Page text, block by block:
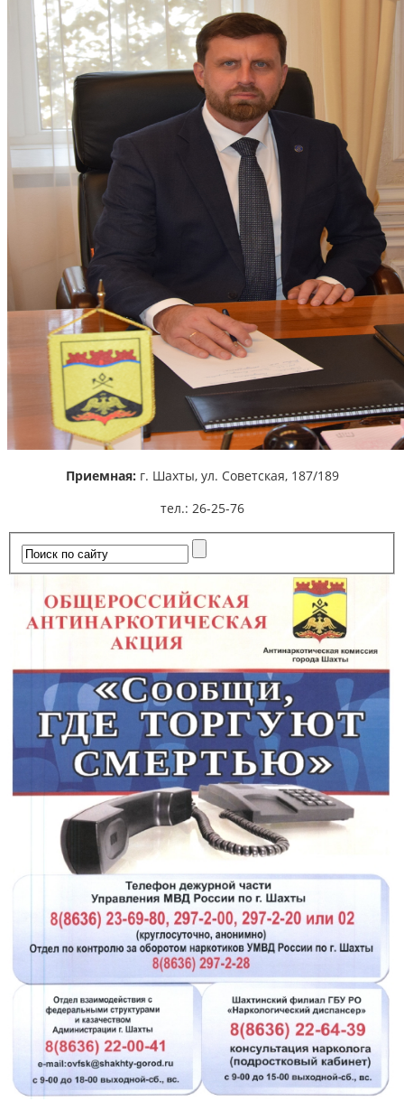
Приемная: г. Шахты, ул. Советская, 187/189
тел.: 26-25-76